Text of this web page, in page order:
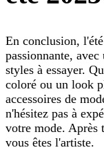
En conclusion,
passionnante,
styles à essayer.
coloré ou un look
accessoires de
n'hésitez pas à
votre mode. Après
vous êtes l'artiste.